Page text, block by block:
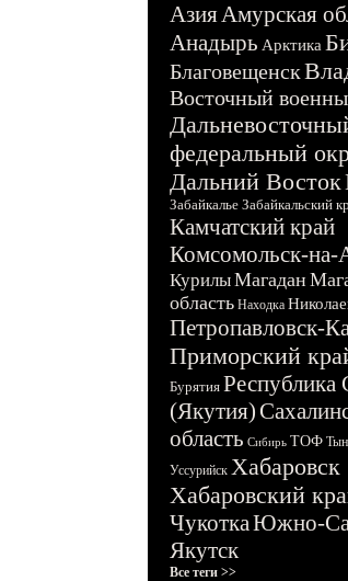
АзияАмурская
Анадырь Арктика
Благовещенск
Восточный
федеральный
Дальний Восток
Забайкалье Забайкальский
Камчатский край
Комсомольск-на-
КурилыМагадан
область Находка
Петропавловск-
Приморский
Бурятия Республика
(Якутия)
область Сибирь ТОФ
Уссурийск Хабаровск
Хабаровский
ЧукоткаЮжно-
Якутск
Все теги >>